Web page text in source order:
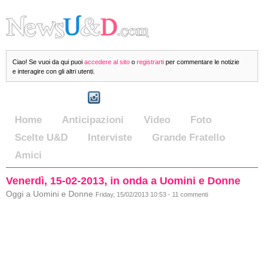
Ciao! Se vuoi da qui puoi accedere al sito o registrarti per commentare le notizie
e interagire con gli altri utenti.
Home Anticipazioni Video
Foto
Scelte U&D
Interviste
Grande Fratello
Amici
Venerdì, 15-02-2013, in onda a Uomini e Donne
Oggi a Uomini e Donne Friday, 15/02/2013 10:53 - 11 commenti